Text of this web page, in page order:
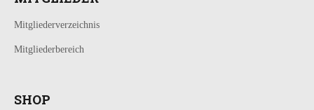
Mitgliederverzeichnis
Mitgliederbereich
SHOP